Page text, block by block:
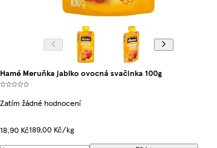
Hamé Meruňka jablko ovocná svačinka 100g
Zatím žádné hodnocení
18,90 Kč189,00 Kč/kg